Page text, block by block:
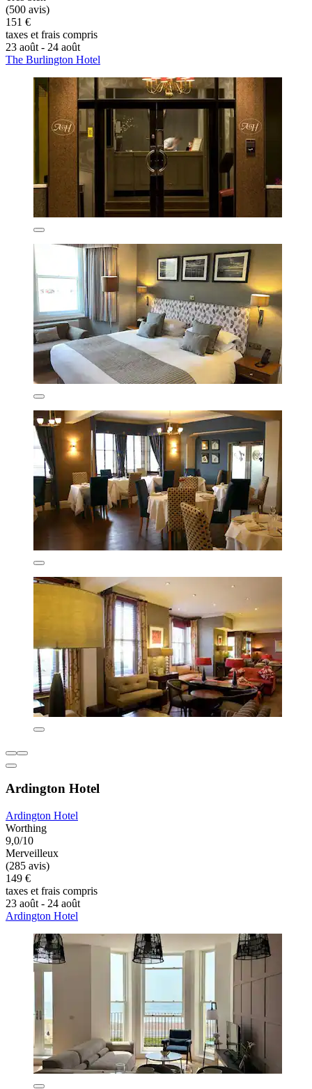
(500 avis)
151 €
taxes et frais compris
23 août - 24 août
The Burlington Hotel
Ardington Hotel
Ardington Hotel
Worthing
9,0/10
Merveilleux
(285 avis)
149 €
taxes et frais compris
23 août - 24 août
Ardington Hotel